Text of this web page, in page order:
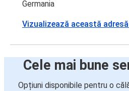
Germania
Vizualizează această
Cele mai bune
Opțiuni disponibile pentru o